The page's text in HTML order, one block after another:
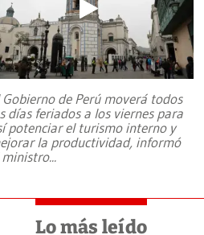
Gobierno de Perú moverá todos
días feriados a los viernes para
potenciar el turismo interno y
la productividad, informó
ministro...
Lo más leído